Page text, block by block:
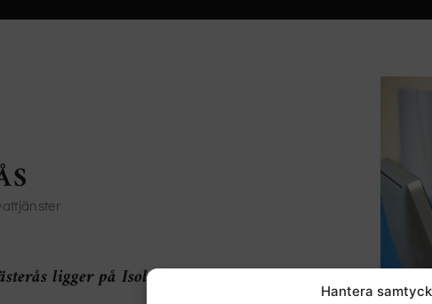
Hantera
ligger på Isolatorvägen 6.